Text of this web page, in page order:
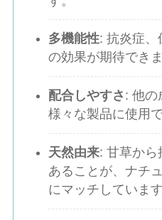
多機能性: 抗炎症、
の効果が期待できま
配合しやすさ : 他の
様々な製品に使用で
天然由来: 甘草から
あることが、ナチ
にマッチしています